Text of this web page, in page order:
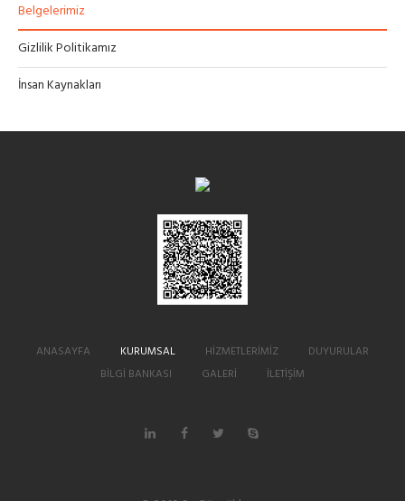
Belgelerimiz
Gizlilik Politikamız
İnsan Kaynakları
ANASAYFA KURUMSAL HİZMETLERİMİZ
DUYURULAR
BİLGİ BANKASI
GALERİ İLETİŞİM